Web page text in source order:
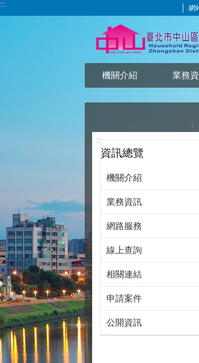
跳到主要內容區塊
::: 網
機關介紹 業務
:::
資訊總覽
機關介紹
業務資訊
網路服務
線上查詢
相關連結
申請案件
公開資訊